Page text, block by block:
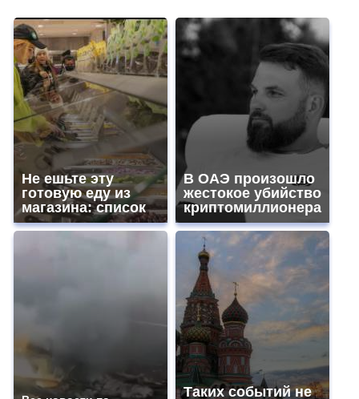
Не ешьте эту
готовую еду из
магазина: список
В ОАЭ произошло
жестокое убийство
криптомиллионера
Таких событий не